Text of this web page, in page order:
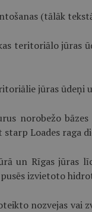
(tālāk
teritoriālo jūras
jūras ūdeņi
norobežo
Loades raga
un Rīgas jūras
izvietoto
nozvejas vai